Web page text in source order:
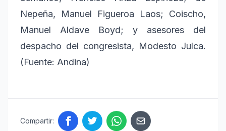
Nepeña, Manuel Figueroa Laos; Coischo,
Manuel Aldave Boyd; y asesores del
despacho del congresista, Modesto Julca.
(Fuente: Andina)
Compartir: